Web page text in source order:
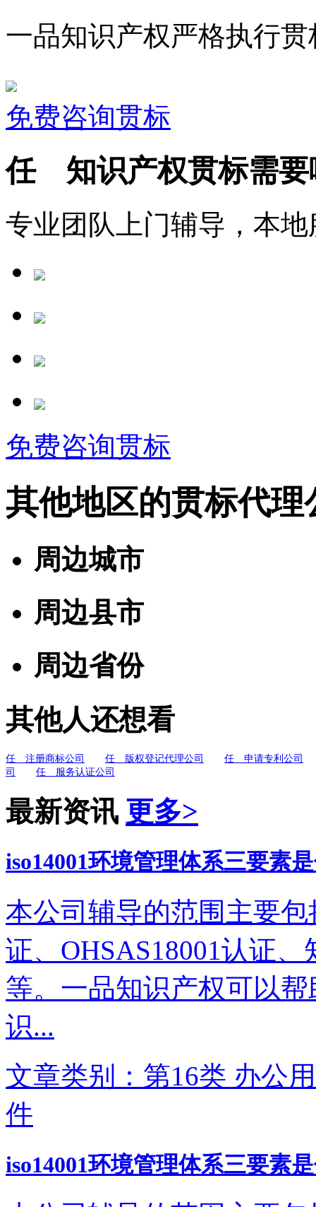
一品知识产权严格执行
免费咨询贯标
任 知识产权贯标需要
专业团队上门辅导，本
免费咨询贯标
其他地区的贯标代理
周边城市
周边县市
周边省份
其他人还想看
任 注册商标公司 任 版权登记代理公司
任 申请专利公司
司
任 服务认证公司
最新资讯 更多>
iso14001环境管理体系三要素
本公司辅导的范围主要包
证、OHSAS18001认证
等。一品知识产权可以
识...
文章类别：第16类 办公
件
iso14001环境管理体系三要素